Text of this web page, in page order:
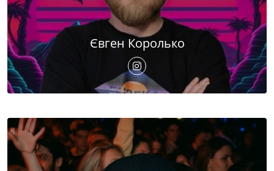
Євген Королько